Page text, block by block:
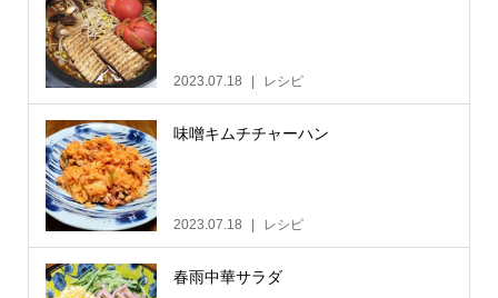
2023.07.18 レシピ
味噌キムチチャーハン
2023.07.18 レシピ
春雨中華サラダ